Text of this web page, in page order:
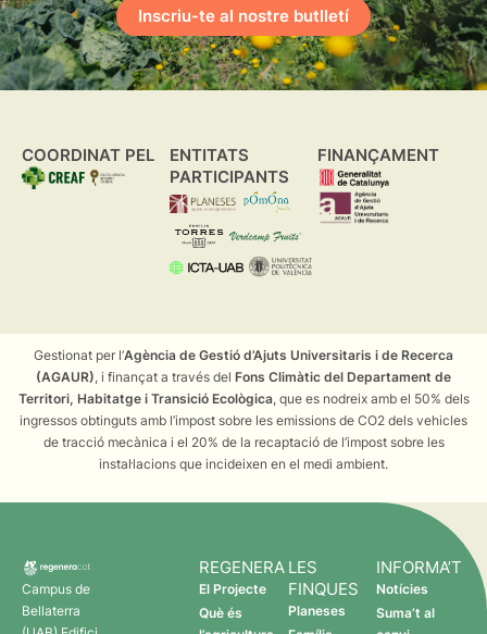
Inscriu-te al nostre butlletí
COORDINAT PEL
ENTITATS
PARTICIPANTS
FINANÇAMENT
Gestionat per l’Agència de Gestió d’Ajuts Universitaris i de Recerca
(AGAUR), i finançat a través del Fons Climàtic del Departament de
Territori, Habitatge i Transició Ecològica, que es nodreix amb el 50% dels
ingressos obtinguts amb l’impost sobre les emissions de CO2 dels vehicles
de tracció mecànica i el 20% de la recaptació de l’impost sobre les
instal·lacions que incideixen en el medi ambient.
Campus de
Bellaterra
REGENERA
El Projecte
Què és
LES
FINQUES
Planeses
INFORMA’T
Notícies
Suma’t al